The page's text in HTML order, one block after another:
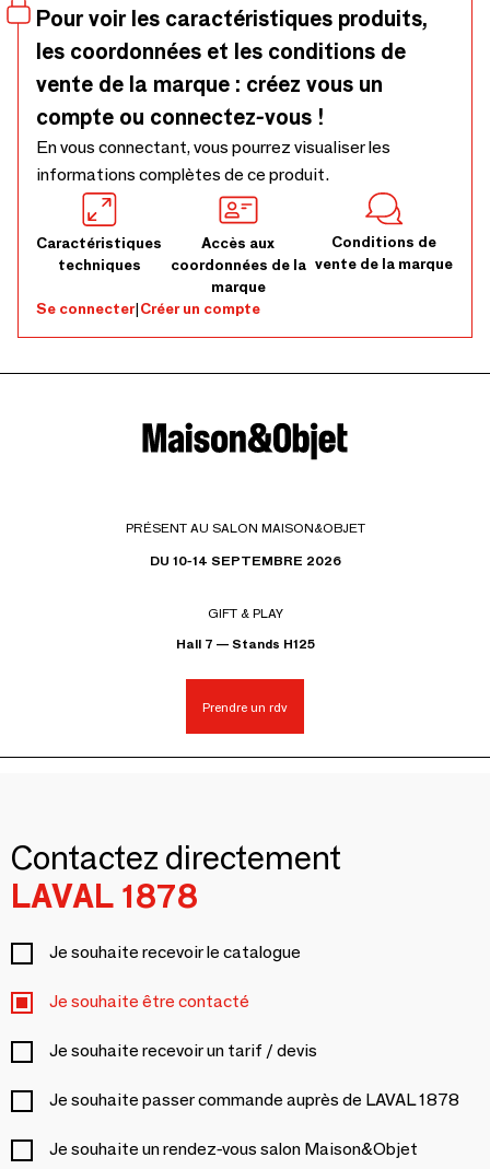
Pour voir les caractéristiques produits,
les coordonnées et les conditions de
vente de la marque : créez vous un
compte ou connectez-vous !
En vous connectant, vous pourrez visualiser les
informations complètes de ce produit.
Caractéristiques
techniques
Accès aux
coordonnées de la
marque
Conditions de
vente de la marque
Se connecter|Créer un compte
PRÉSENT AU SALON MAISON&OBJET
DU 10-14 SEPTEMBRE 2026
GIFT & PLAY
Hall 7 — Stands H125
Prendre un rdv
Contactez directement
LAVAL 1878
Je souhaite recevoir le catalogue
Je souhaite être contacté
Je souhaite recevoir un tarif / devis
Je souhaite passer commande auprès de LAVAL 1878
Je souhaite un rendez-vous salon Maison&Objet